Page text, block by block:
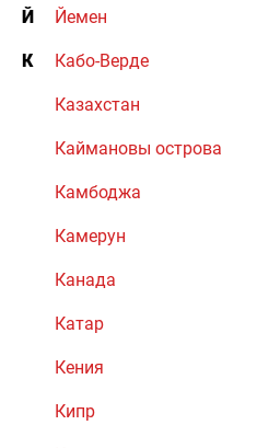
Й Йемен
К Кабо-Верде
Казахстан
Каймановы острова
Камбоджа
Камерун
Канада
Катар
Кения
Кипр